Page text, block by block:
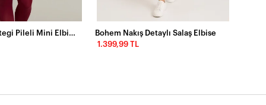
Kadın Bordo Etegi Pileli Mini Elbise FRY2265
Bohem Nakış Detaylı Salaş Elbise
1.399,99 TL